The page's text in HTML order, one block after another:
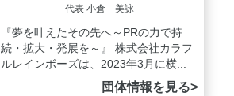
代表 小倉 美詠
『夢を叶えたその先へ～PRの力で持
続・拡大・発展を～』 株式会社カラフ
ルレインボーズは、2023年3月に横...
団体情報を見る>